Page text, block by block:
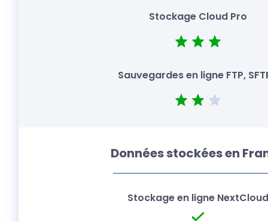
Données stockées en